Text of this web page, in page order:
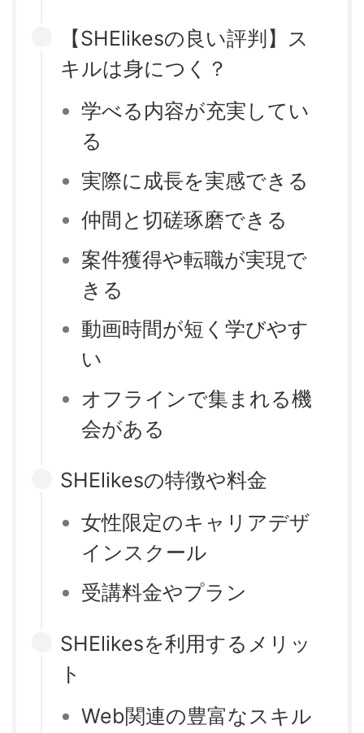
【SHElikesの良い評判】ス
キルは身につく？
学べる内容が充実してい
る
実際に成長を実感できる
仲間と切磋琢磨できる
案件獲得や転職が実現で
きる
動画時間が短く学びやす
い
オフラインで集まれる機
会がある
SHElikesの特徴や料金
女性限定のキャリアデザ
インスクール
受講料金やプラン
SHElikesを利用するメリッ
ト
Web関連の豊富なスキル